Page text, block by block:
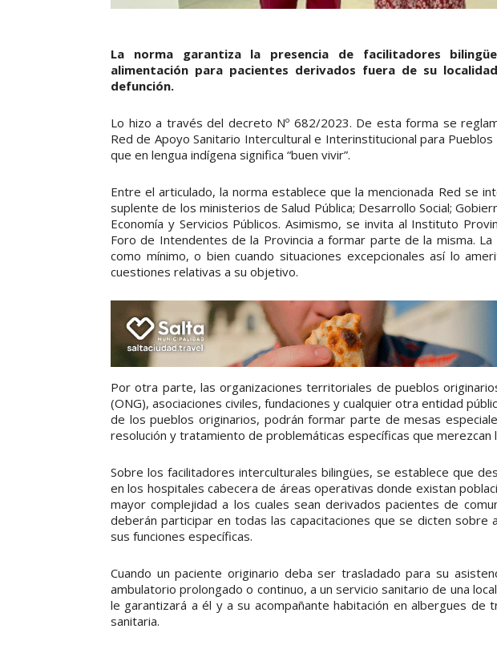
La norma garantiza la presencia de facilitadores
alimentación para pacientes derivados fuera de su
defunción.
Lo hizo a través del decreto Nº 682/2023. De esta forma se
Red de Apoyo Sanitario Intercultural e Interinstitucional para Pueblos
que en lengua indígena significa “buen vivir”.
Entre el articulado, la norma establece que la mencionada Red se
suplente de los ministerios de Salud Pública; Desarrollo Social;
Economía y Servicios Públicos. Asimismo, se invita al Instituto
Foro de Intendentes de la Provincia a formar parte de la misma.
como mínimo, o bien cuando situaciones excepcionales así lo
cuestiones relativas a su objetivo.
Por otra parte, las organizaciones territoriales de pueblos
(ONG), asociaciones civiles, fundaciones y cualquier otra entidad
de los pueblos originarios, podrán formar parte de mesas
resolución y tratamiento de problemáticas específicas que merezcan
Sobre los facilitadores interculturales bilingües, se establece que
en los hospitales cabecera de áreas operativas donde existan
mayor complejidad a los cuales sean derivados pacientes de
deberán participar en todas las capacitaciones que se dicten sobre
sus funciones específicas.
Cuando un paciente originario deba ser trasladado para su
ambulatorio prolongado o continuo, a un servicio sanitario de una
le garantizará a él y a su acompañante habitación en albergues de
sanitaria.